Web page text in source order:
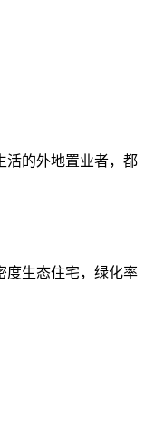
活的外地置业者，都
度生态住宅，绿化率